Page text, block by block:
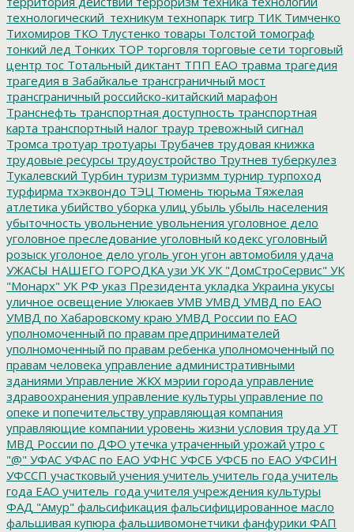
технологический_техникум технопарк тигр ТИК Тимченко
Тихомиров ТКО Тлустенко товары Толстой томограф
тонкий лед Тонких ТОР торговля торговые сети торговый
центр тос Тотальный диктант ТПП ЕАО травма трагедия
трагедия в Забайкалье трансграничный мост
трансграничный российско-китайский марафон
Транснефть транспортная доступность транспортная
карта транспортный налог траур тревожный сигнал
Тромса тротуар тротуары Трубачев трудовая книжка
трудовые ресурсы трудоустройство Трутнев туберкулез
Тукалевский Турбин туризм туризмм турнир турпоход
турфирма тхэквондо ТЭЦ Тюмень тюрьма Тяжелая
атлетика убийство уборка улиц убыль убыль населения
убыточность увольнение увольнения уголовное дело
уголовное преследование уголовный кодекс уголовный
розыск уголоное дело уголь угон угон автомобиля удача
УЖАСЫ НАШЕГО ГОРОДКА узи УК УК "ДомСтроСервис" УК
"Монарх" УК РФ указ Президента укладка Украина укусы
уличное освещение Улюкаев УМВ УМВД УМВД по ЕАО
УМВД по Хабаровскому краю УМВД России по ЕАО
уполномоченный по правам предпринимателей
уполномоченный по правам ребенка уполномоченный по
правам человека управление административными
зданиями Управление ЖКХ мэрии города управление
здравоохранения управление культуры управление по
опеке и попечительству управляющая компания
управляющие компании уровень жизни условия труда УТ
МВД России по ДФО утечка утраченный урожай утро с
"@" УФАС УФАС по ЕАО УФНС УФСБ УФСБ по ЕАО УФСИН
УФССП участковый учения учитель учитель года учитель
года ЕАО учитель_года учителя учреждения культуры
ФАД "Амур" фальсификация фальсифицированное масло
фальшивая купюра фальшивомонетчики фанфурики ФАП